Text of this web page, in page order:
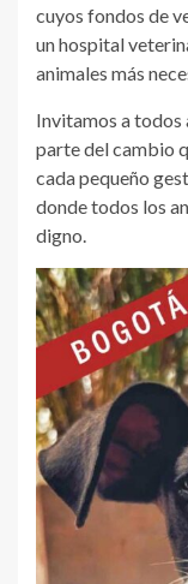
cuyos fondos de
un hospital
animales más
Invitamos a todos
parte del cambio
cada pequeño
donde todos los
digno.